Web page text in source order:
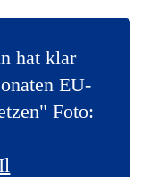
hat klar
EU-
Foto: